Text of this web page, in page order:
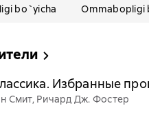
bo`yicha Ommabopligi
Избранные
Смит, Ричард Дж. Фостер